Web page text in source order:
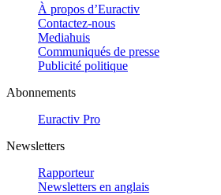
À propos d’Euractiv
Contactez-nous
Mediahuis
Communiqués de presse
Publicité politique
Abonnements
Euractiv Pro
Newsletters
Rapporteur
Newsletters en anglais